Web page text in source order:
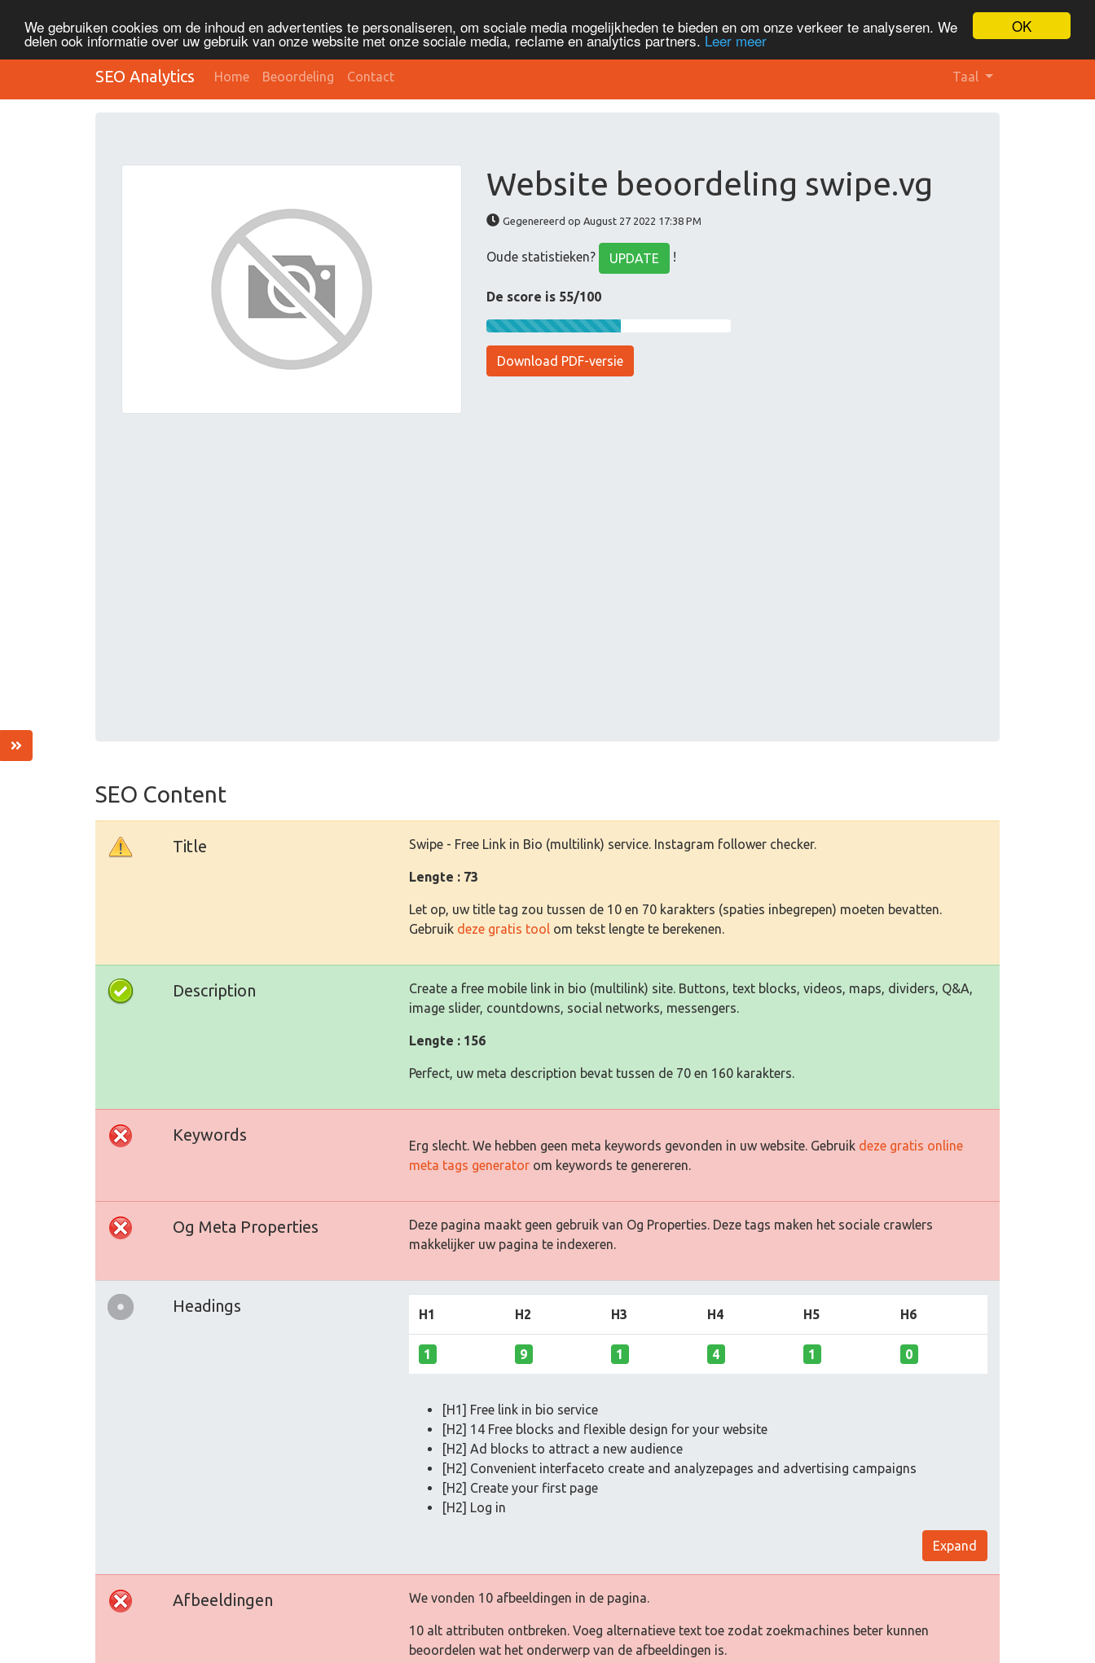
OK
We gebruiken cookies om de inhoud en advertenties te personaliseren, om sociale media mogelijkheden te bieden en om onze verkeer te analyseren. We
delen ook informatie over uw gebruik van onze website met onze sociale media, reclame en analytics partners. Leer meer
SEO Analytics Home Beoordeling Contact Taal
Website beoordeling swipe.vg
Gegenereerd op August 27 2022 17:38 PM
Oude statistieken? UPDATE !
De score is 55/100
Download PDF-versie
SEO Content
Title Swipe - Free Link in Bio (multilink) service. Instagram follower checker.
Lengte : 73
Let op, uw title tag zou tussen de 10 en 70 karakters (spaties inbegrepen) moeten bevatten.
Gebruik deze gratis tool om tekst lengte te berekenen.
Description
Create a free mobile link in bio (multilink) site. Buttons, text blocks, videos, maps, dividers, Q&A,
image slider, countdowns, social networks, messengers.
Lengte : 156
Perfect, uw meta description bevat tussen de 70 en 160 karakters.
Keywords
Erg slecht. We hebben geen meta keywords gevonden in uw website. Gebruik deze gratis online
meta tags generator om keywords te genereren.
Og Meta Properties
Deze pagina maakt geen gebruik van Og Properties. Deze tags maken het sociale crawlers
makkelijker uw pagina te indexeren.
Headings H1 H2 H3 H4 H5 H6
1 9 1 4 1 0
[H1] Free link in bio service
[H2] 14 Free blocks and flexible design for your website
[H2] Ad blocks to attract a new audience
[H2] Convenient interfaceto create and analyzepages and advertising campaigns
[H2] Create your first page
[H2] Log in
Expand
Afbeeldingen We vonden 10 afbeeldingen in de pagina.
10 alt attributen ontbreken. Voeg alternatieve text toe zodat zoekmachines beter kunnen
beoordelen wat het onderwerp van de afbeeldingen is.